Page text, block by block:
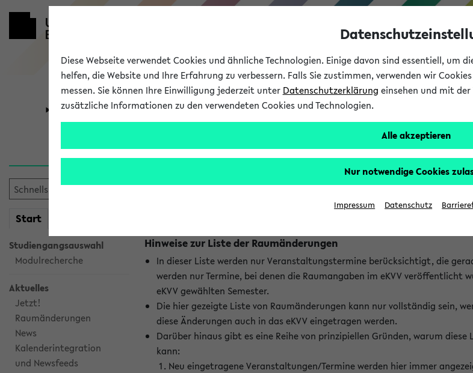
Universität Forschung Studium
Start
Studiengangsauswahl
Modulrecherche
Aktuelles
Jetzt!
Raumänderungen
News
Kalenderintegration
und Newsfeeds
Raumänderungen
Hinweise zur Liste der Raumänderungen
In dieser Liste werden nur Veranstaltungstermine berücksichtigt, die
werden nur Termine, bei denen die Raumangaben im eKVV
eKVV gewählten Semester.
Die hier gezeigte Liste von Raumänderungen kann nur vollständig sein,
diese Änderungen auch in das eKVV eingetragen werden.
Darüber hinaus gibt es eine Reihe von prinzipiellen Gründen, warum
kann:
Neu eingetragene Veranstaltungen/Termine werden hier immer
Diese Webseite verwendet Cookies und ähnliche Technologien. Einige davon sind essentiell,
helfen, die Website und Ihre Erfahrung zu verbessern. Falls Sie zustimmen, verwenden wir
messen. Sie können Ihre Einwilligung jederzeit unter Datenschutzerklärung einsehen und mit
zusätzliche Informationen zu den verwendeten Cookies und Technologien.
Alle akzeptieren
Nur notwendige Cookies
Impressum Datenschutz